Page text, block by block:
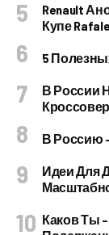
Renault
Купе Rafale
5
В России
В Россию
Идеи Для
Каков Ты